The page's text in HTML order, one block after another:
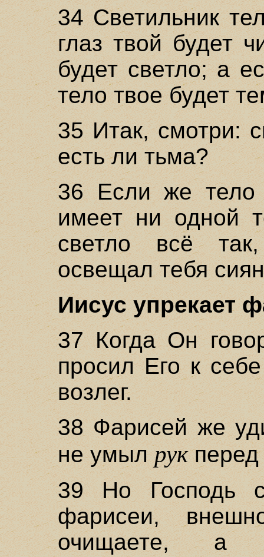
34 Светильник
глаз твой будет
будет светло; а
тело твое будет
35 Итак, смотри:
есть ли тьма?
36 Если же тело
имеет ни одной
светло всё
освещал тебя
Иисус упрекает
37 Когда Он
просил Его к
возлег.
38 Фарисей же
не умылрукперед
39 Но Господь
фарисеи,
очищаете, а